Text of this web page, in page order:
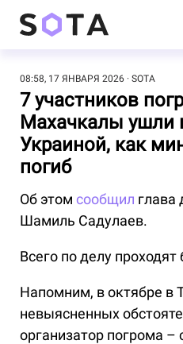
08:58, 17 ЯНВАРЯ 2026 SOTA
7 участников
Махачкалы ушли
Украиной, как
погиб
Об этом сообщил глава
Шамиль Садулаев.
Всего по делу
Напомним, в октябре в
невыясненных
организатор погрома –